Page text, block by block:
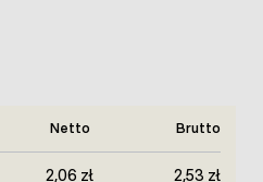
Netto Brutto
2,06 zł 2,53 zł